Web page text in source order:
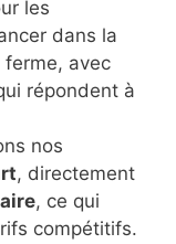
les
dans la
avec
répondent à
nos
, directement
, ce qui
compétitifs.